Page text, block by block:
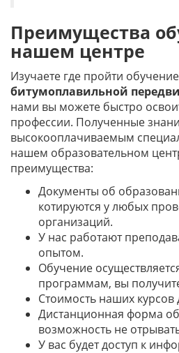
Преимущества
нашем центре
Изучаете где пройти
битумоплавильной
нами вы можете быстро
профессии. Полученные
высокооплачиваемым
нашем образовательном
преимущества:
Документы об
котируются у любых
организаций.
У нас работают
опытом.
Обучение
программам, вы
Стоимость наших курсов
Дистанционная форма
возможность не
У вас будет доступ к